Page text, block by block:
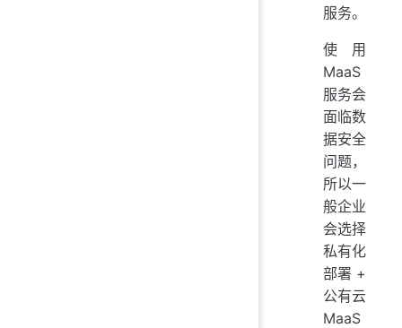
服务。
使用
MaaS
服务会
面临数
据安全
问题，
所以一
般企业
会选择
私有化
部署 +
公有云
MaaS